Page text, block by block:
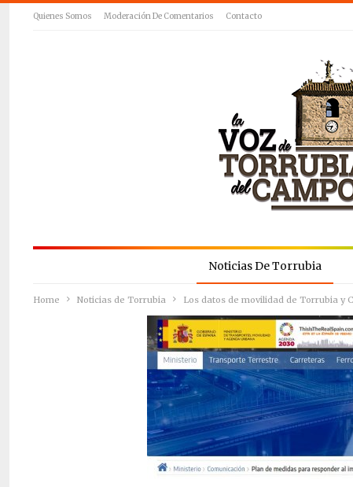
Quienes Somos Moderación De Comentarios Contacto
Noticias De Torrubia
Home Noticias de Torrubia Los datos de movilidad de Torrubia y